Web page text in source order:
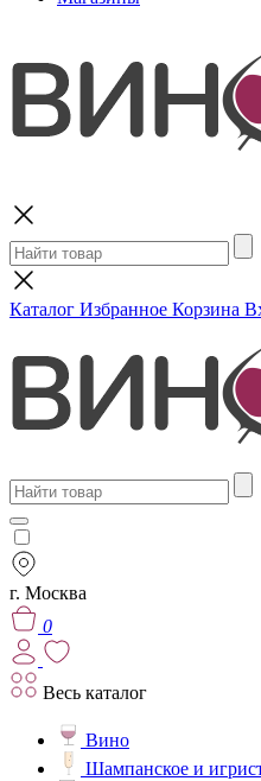
Каталог Избранное Корзина
г. Москва
0
Весь каталог
Вино
Шампанское и